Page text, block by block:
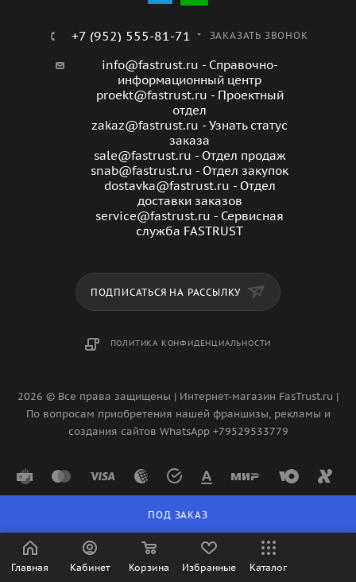
ПОД ЗАКАЗ
+7 (952) 555-81-71 ЗАКАЗАТЬ ЗВОНОК
info@fastrust.ru - Справочно-
информационный центр
proekt@fastrust.ru - Проектный
отдел
zakaz@fastrust.ru - Узнать статус
заказа
sale@fastrust.ru - Отдел продаж
snab@fastrust.ru - Отдел закупок
dostavka@fastrust.ru - Отдел
доставки заказов
service@fastrust.ru - Сервисная
служба FASTRUST
ПОДПИСАТЬСЯ НА РАССЫЛКУ
ПОЛИТИКА КОНФИДЕНЦИАЛЬНОСТИ
2026 © Все права защищены | Интернет-магазин FasTrust.ru |
По вопросам приобретения нашей франшизы, рекламы и
создания сайтов WhatsApp +79529533779
Главная Кабинет Корзина Избранные Каталог